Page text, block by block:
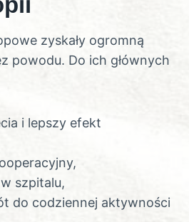
zyskały ogromną
powodu. Do ich głównych
i lepszy efekt
szpitalu,
do codziennej aktywności